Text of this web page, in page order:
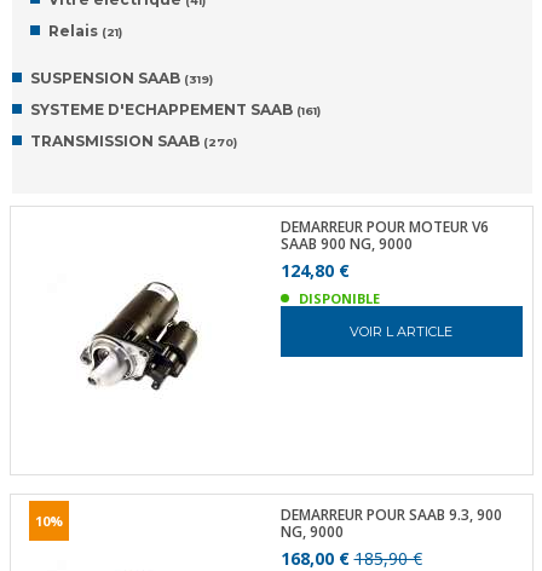
Relais (21)
SUSPENSION SAAB (319)
SYSTEME D'ECHAPPEMENT SAAB (161)
TRANSMISSION SAAB (270)
DEMARREUR POUR MOTEUR V6
SAAB 900 NG, 9000
124,80 €
DISPONIBLE
VOIR L ARTICLE
10%
DEMARREUR POUR SAAB 9.3, 900
NG, 9000
168,00 €185,90 €